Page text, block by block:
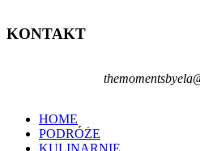
KONTAKT
HOME
PODRÓŻE
KULINARNIE